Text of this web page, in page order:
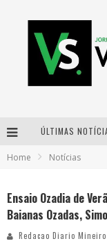
ÚLTIMAS
Home Notícias
Ensaio Ozadia de
Baianas Ozadas,
Redacao Diario Mineiro